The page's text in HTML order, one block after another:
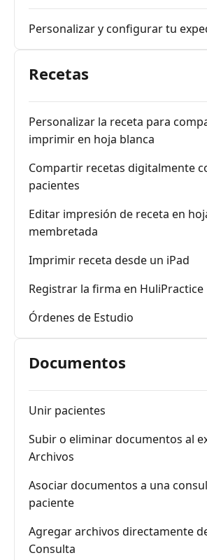
Personalizar y configurar tu
Recetas
Personalizar la receta para
imprimir en hoja blanca
Compartir recetas digitalmente
pacientes
Editar impresión de receta en
membretada
Imprimir receta desde un iPad
Registrar la firma en HuliPractice
Órdenes de Estudio
Documentos
Unir pacientes
Subir o eliminar documentos al
Archivos
Asociar documentos a una
paciente
Agregar archivos directamente
Consulta